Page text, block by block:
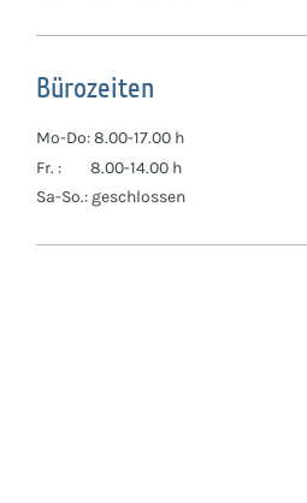
Bürozeiten
Mo-Do: 8.00-17.00 h
Fr. : 8.00-14.00 h
Sa-So.: geschlossen